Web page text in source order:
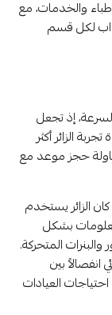
والخدمات، مع
لكل قسم
إذ تجعل
الزائر أكثر
حجز موعد مع
الزائر يستخدم
بشكل
المتحركة.
انفصالاً بين
العيادات